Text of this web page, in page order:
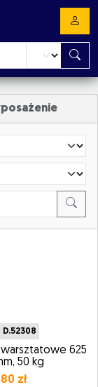
D.52308
warsztatowe 625
50 kg
zł